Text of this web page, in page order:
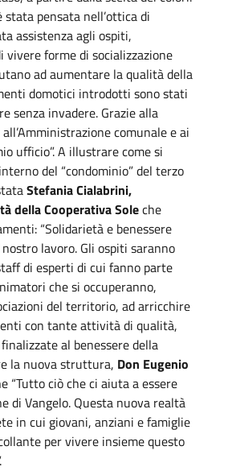
pensata nell’ottica di
assistenza agli ospiti,
vivere forme di socializzazione
ad aumentare la qualità della
domotici introdotti sono stati
senza invadere. Grazie alla
comunale e ai
ufficio”. A illustrare come si
del “condominio” del terzo
Stefania Cialabrini,
della Cooperativa Soleche
“Solidarietà e benessere
lavoro. Gli ospiti saranno
di esperti di cui fanno parte
che si occuperanno,
del territorio, ad arricchire
con tante attività di qualità,
al benessere della
la nuova struttura, Don Eugenio
“Tutto ciò che ci aiuta a essere
di Vangelo. Questa nuova realtà
in cui giovani, anziani e famiglie
per vivere insieme questo